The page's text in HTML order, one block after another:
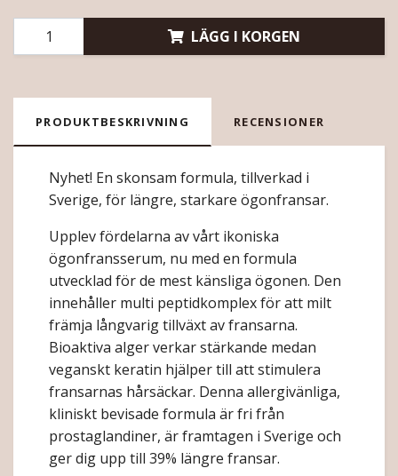
LÄGG I KORGEN
PRODUKTBESKRIVNING RECENSIONER
Nyhet! En skonsam formula, tillverkad i
Sverige, för längre, starkare ögonfransar.
Upplev fördelarna av vårt ikoniska
ögonfransserum, nu med en formula
utvecklad för de mest känsliga ögonen. Den
innehåller multi peptidkomplex för att milt
främja långvarig tillväxt av fransarna.
Bioaktiva alger verkar stärkande medan
veganskt keratin hjälper till att stimulera
fransarnas hårsäckar. Denna allergivänliga,
kliniskt bevisade formula är fri från
prostaglandiner, är framtagen i Sverige och
ger dig upp till 39% längre fransar.